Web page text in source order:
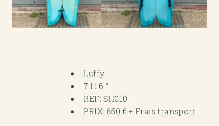
Luffy
7 ft 6 "
REF: SH010
PRIX: 650 € + Frais transport